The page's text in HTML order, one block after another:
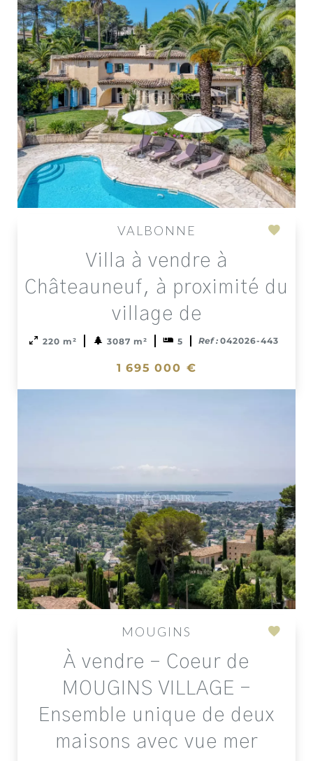
VALBONNE
Villa à vendre à
Châteauneuf, à proximité du
village de
220 m² 3087 m² 5 Ref : 042026-443
1 695 000 €
MOUGINS
À vendre – Coeur de
MOUGINS VILLAGE -
Ensemble unique de deux
maisons avec vue mer